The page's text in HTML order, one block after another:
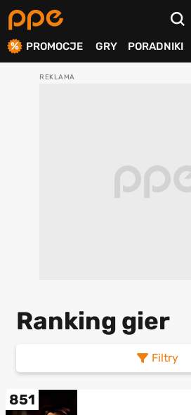
PROMOCJE GRY PORADNIKI
Ranking gier
Filtry
851